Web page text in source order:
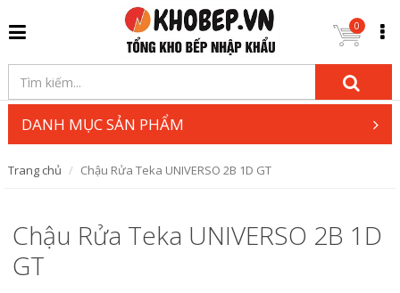
0
DANH MỤC SẢN PHẨM
Trang chủ Chậu Rửa Teka UNIVERSO 2B 1D GT
Chậu Rửa Teka UNIVERSO 2B 1D
GT